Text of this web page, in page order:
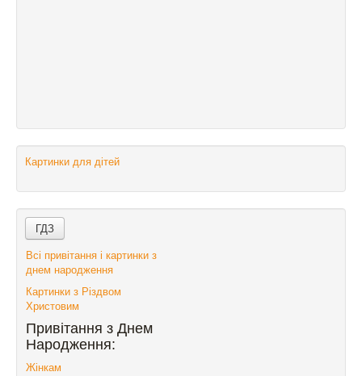
Картинки для дітей
Всі привітання і картинки з
днем народження
Картинки з Різдвом
Христовим
Привітання з Днем
Народження:
Жінкам